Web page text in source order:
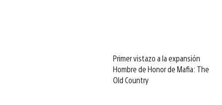
Primer vistazo a la expansión
Hombre de Honor de Mafia: The
Old Country